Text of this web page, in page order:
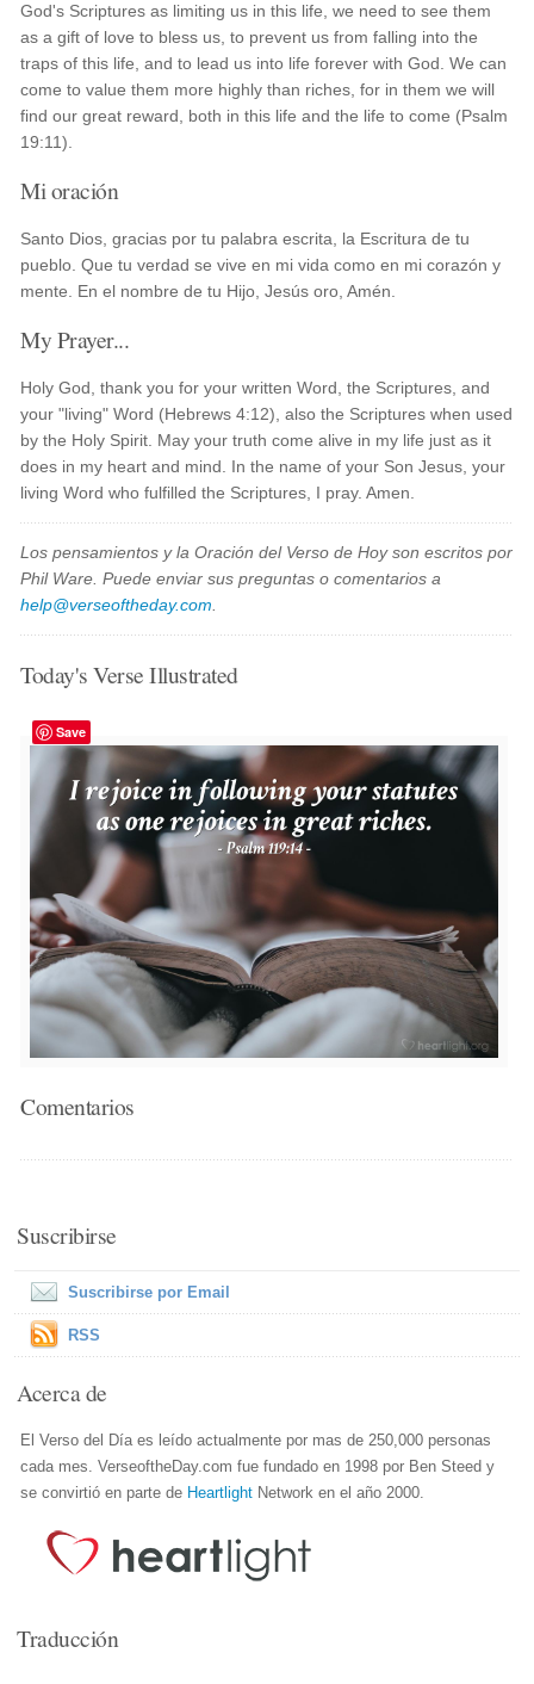
God's Scriptures as limiting us in this life, we need to see them
as a gift of love to bless us, to prevent us from falling into the
traps of this life, and to lead us into life forever with God. We can
come to value them more highly than riches, for in them we will
find our great reward, both in this life and the life to come (Psalm
19:11).
Mi oración
Santo Dios, gracias por tu palabra escrita, la Escritura de tu
pueblo. Que tu verdad se vive en mi vida como en mi corazón y
mente. En el nombre de tu Hijo, Jesús oro, Amén.
My Prayer...
Holy God, thank you for your written Word, the Scriptures, and
your "living" Word (Hebrews 4:12), also the Scriptures when used
by the Holy Spirit. May your truth come alive in my life just as it
does in my heart and mind. In the name of your Son Jesus, your
living Word who fulfilled the Scriptures, I pray. Amen.
Los pensamientos y la Oración del Verso de Hoy son escritos por
Phil Ware. Puede enviar sus preguntas o comentarios a
help@verseoftheday.com
Today's Verse Illustrated
Save
Comentarios
Suscribirse
Suscribirse por Email
RSS
Acerca de
El Verso del Día es leído actualmente por mas de 250,000 personas
cada mes. VerseoftheDay.com fue fundado en 1998 por Ben Steed y
se convirtió en parte de Heartlight Network en el año 2000.
Traducción